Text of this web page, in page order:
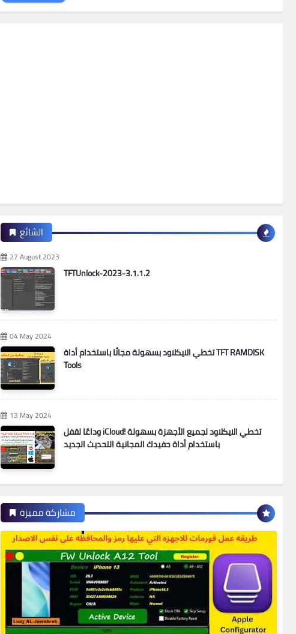
الشائع
27 August 2023
TFTUnlock-2023-3.1.1.2
04 May 2024
تخطي الايكلاود بسهولة مجانًا باستخدام أداة TFT RAMDISK
Tools
13 May 2024
وداعًا لقفل iCloud! تخطي الايكلاود لجميع الأجهزة بسهولة
باستخدام أداة حفيدك المجانية التحديث الجديد
مشاركة مميزة